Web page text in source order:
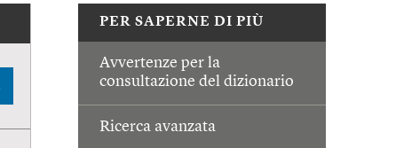
PER SAPERNE DI PIÙ
Avvertenze per la
consultazione del dizionario
Ricerca avanzata